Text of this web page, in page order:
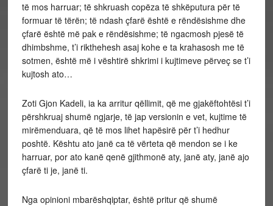
të mos harruar; të shkruash copëza të shkëputura për të
formuar të tërën; të ndash çfarë është e rëndësishme dhe
çfarë është më pak e rëndësishme; të ngacmosh pjesë të
dhimbshme, t’i rikthehesh asaj kohe e ta krahasosh me të
sotmen, është më i vështirë shkrimi i kujtimeve përveç se t’i
kujtosh ato…
Zoti Gjon Kadeli, ia ka arritur qëllimit, që me gjakëftohtësi t’i
përshkruaj shumë ngjarje, të jap versionin e vet, kujtime të
mirëmenduara, që të mos lihet hapësirë për t’i hedhur
poshtë. Kështu ato janë ca të vërteta që mendon se i ke
harruar, por ato kanë qenë gjithmonë aty, janë aty, janë ajo
çfarë ti je, janë ti.
Nga opinioni mbarëshqiptar, është pritur që shumë